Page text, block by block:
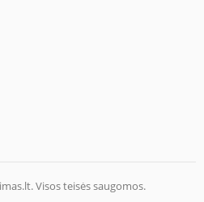
Visos teisės saugomos.